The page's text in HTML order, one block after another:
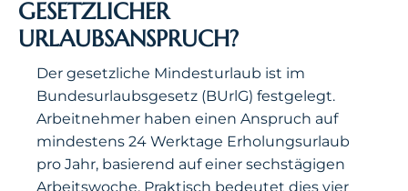
GESETZLICHER
URLAUBSANSPRUCH?
Der gesetzliche Mindesturlaub ist im
Bundesurlaubsgesetz (BUrlG) festgelegt.
Arbeitnehmer haben einen Anspruch auf
mindestens 24 Werktage Erholungsurlaub
pro Jahr, basierend auf einer sechstägigen
Arbeitswoche. Praktisch bedeutet dies vier